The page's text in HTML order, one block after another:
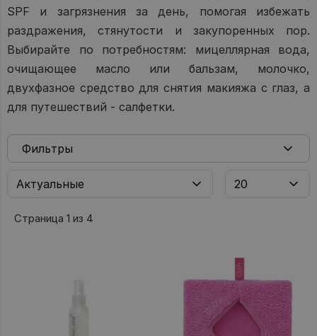
SPF и загрязнения за день, помогая избежать
раздражения, стянутости и закупоренных пор.
Выбирайте по потребностям: мицеллярная вода,
очищающее масло или бальзам, молочко,
двухфазное средство для снятия макияжа с глаз, а
для путешествий - салфетки.
Страница 1 из 4
Фильтры